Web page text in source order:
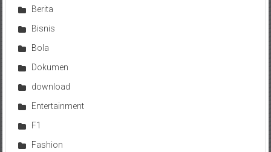
Berita
Bisnis
Bola
Dokumen
download
Entertainment
F1
Fashion